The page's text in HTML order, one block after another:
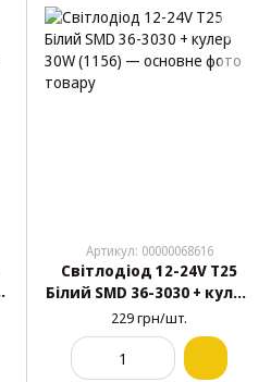
Артикул: 00000068616
Світлодіод 12-24V Т25
Білий SMD 36-3030 + кулер
30W (1156)
229 грн/шт.